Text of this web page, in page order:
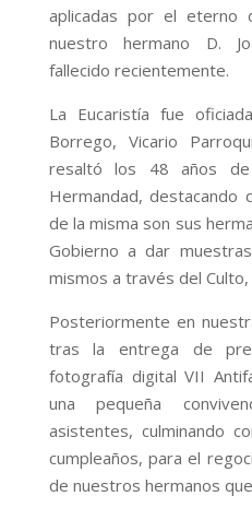
aplicadas por el eterno
nuestro hermano D.
fallecido recientemente.
La Eucaristía fue
Borrego, Vicario
resaltó los 48 años
Hermandad,
de la misma son sus
Gobierno a dar
mismos a través del
Posteriormente en
tras la entrega de
fotografía digital VII
una pequeña
asistentes, culminando
cumpleaños, para el
de nuestros hermanos